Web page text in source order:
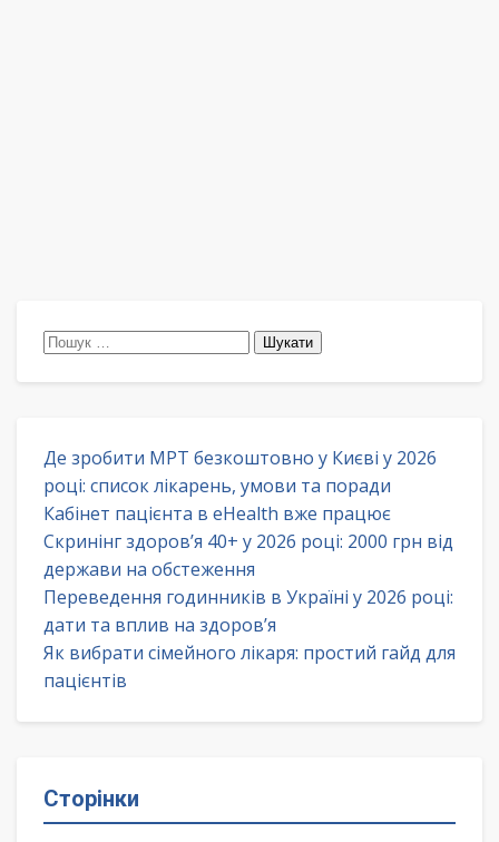
Пошук:
Де зробити МРТ безкоштовно у Києві у 2026
році: список лікарень, умови та поради
Кабінет пацієнта в eHealth вже працює
Скринінг здоров’я 40+ у 2026 році: 2000 грн від
держави на обстеження
Переведення годинників в Україні у 2026 році:
дати та вплив на здоров’я
Як вибрати сімейного лікаря: простий гайд для
пацієнтів
Сторінки